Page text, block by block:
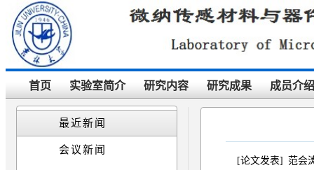
首页 实验室简介 研究内容 研究成果 成员介绍
最近新闻
会议新闻
[论文发表] 范会